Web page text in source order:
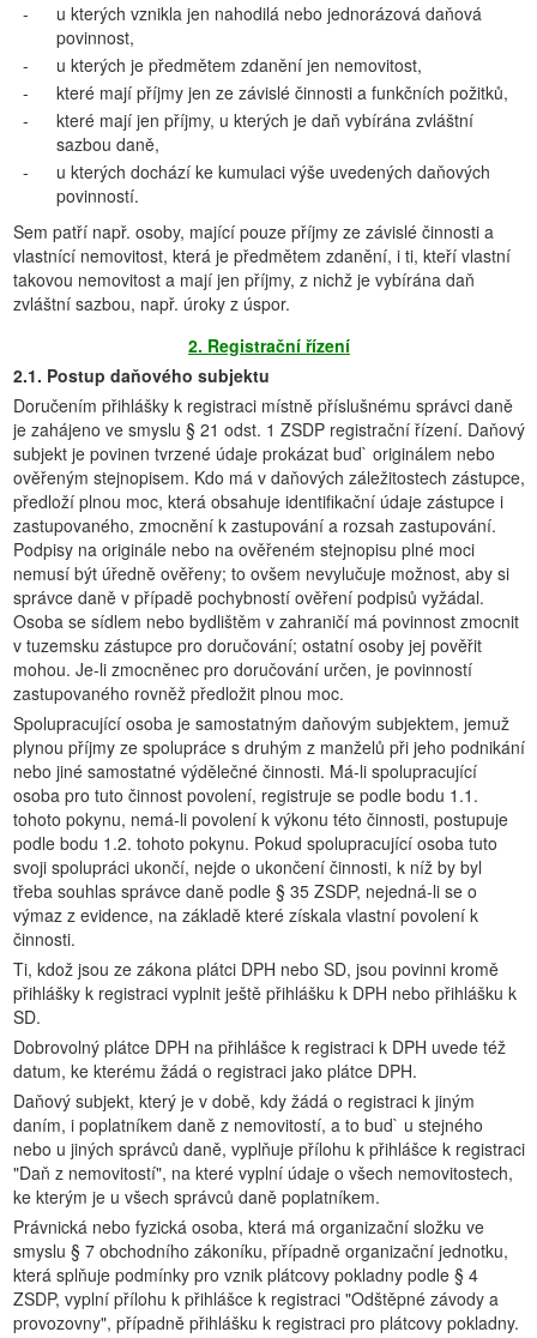
-
u kterých vznikla jen nahodilá nebo jednorázová daňová
povinnost,
-
u kterých je předmětem zdanění jen nemovitost,
-
které mají příjmy jen ze závislé činnosti a funkčních požitků,
-
které mají jen příjmy, u kterých je daň vybírána zvláštní
sazbou daně,
-
u kterých dochází ke kumulaci výše uvedených daňových
povinností.
Sem patří např. osoby, mající pouze příjmy ze závislé činnosti a
vlastnící nemovitost, která je předmětem zdanění, i ti, kteří vlastní
takovou nemovitost a mají jen příjmy, z nichž je vybírána daň
zvláštní sazbou, např. úroky z úspor.
2. Registrační řízení
2.1. Postup daňového subjektu
Doručením přihlášky k registraci místně příslušnému správci daně
je zahájeno ve smyslu § 21 odst. 1 ZSDP registrační řízení. Daňový
subjekt je povinen tvrzené údaje prokázat bud` originálem nebo
ověřeným stejnopisem. Kdo má v daňových záležitostech zástupce,
předloží plnou moc, která obsahuje identifikační údaje zástupce i
zastupovaného, zmocnění k zastupování a rozsah zastupování.
Podpisy na originále nebo na ověřeném stejnopisu plné moci
nemusí být úředně ověřeny; to ovšem nevylučuje možnost, aby si
správce daně v případě pochybností ověření podpisů vyžádal.
Osoba se sídlem nebo bydlištěm v zahraničí má povinnost zmocnit
v tuzemsku zástupce pro doručování; ostatní osoby jej pověřit
mohou. Je-li zmocněnec pro doručování určen, je povinností
zastupovaného rovněž předložit plnou moc.
Spolupracující osoba je samostatným daňovým subjektem, jemuž
plynou příjmy ze spolupráce s druhým z manželů při jeho podnikání
nebo jiné samostatné výdělečné činnosti. Má-li spolupracující
osoba pro tuto činnost povolení, registruje se podle bodu 1.1.
tohoto pokynu, nemá-li povolení k výkonu této činnosti, postupuje
podle bodu 1.2. tohoto pokynu. Pokud spolupracující osoba tuto
svoji spolupráci ukončí, nejde o ukončení činnosti, k níž by byl
třeba souhlas správce daně podle § 35 ZSDP, nejedná-li se o
výmaz z evidence, na základě které získala vlastní povolení k
činnosti.
Ti, kdož jsou ze zákona plátci DPH nebo SD, jsou povinni kromě
přihlášky k registraci vyplnit ještě přihlášku k DPH nebo přihlášku k
SD.
Dobrovolný plátce DPH na přihlášce k registraci k DPH uvede též
datum, ke kterému žádá o registraci jako plátce DPH.
Daňový subjekt, který je v době, kdy žádá o registraci k jiným
daním, i poplatníkem daně z nemovitostí, a to bud` u stejného
nebo u jiných správců daně, vyplňuje přílohu k přihlášce k registraci
"Daň z nemovitostí", na které vyplní údaje o všech nemovitostech,
ke kterým je u všech správců daně poplatníkem.
Právnická nebo fyzická osoba, která má organizační složku ve
smyslu § 7 obchodního zákoníku, případně organizační jednotku,
která splňuje podmínky pro vznik plátcovy pokladny podle § 4
ZSDP, vyplní přílohu k přihlášce k registraci "Odštěpné závody a
provozovny", případně přihlášku k registraci pro plátcovy pokladny.